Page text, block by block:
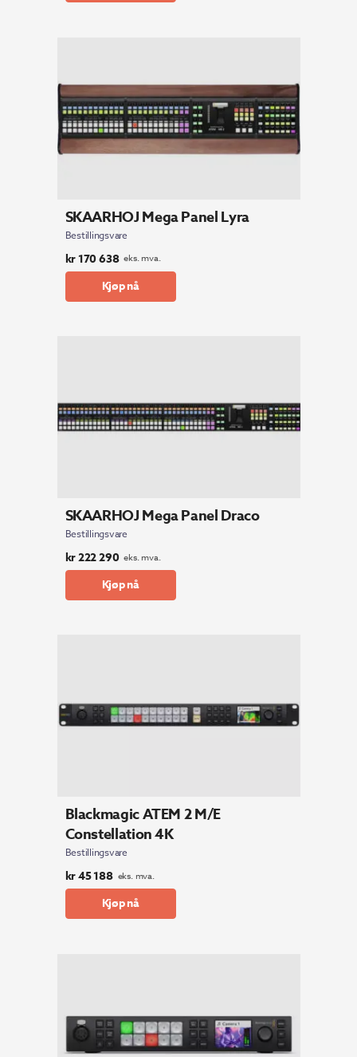
SKAARHOJ Mega Panel Lyra
Bestillingsvare
kr170 638 eks. mva.
Kjøp nå
SKAARHOJ Mega Panel Draco
Bestillingsvare
kr222 290 eks. mva.
Kjøp nå
Blackmagic ATEM 2 M/E
Constellation 4K
Bestillingsvare
kr45 188 eks. mva.
Kjøp nå